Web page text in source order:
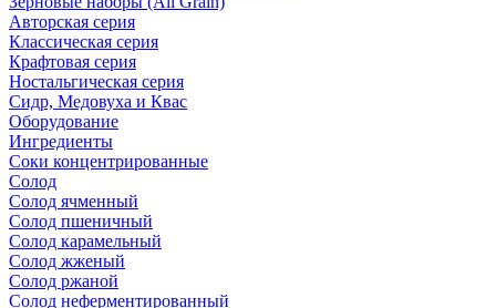
Авторская серия
Классическая серия
Крафтовая серия
Ностальгическая серия
Сидр, Медовуха и Квас
Оборудование
Ингредиенты
Соки концентрированные
Солод
Солод ячменный
Солод пшеничный
Солод карамельный
Солод жженый
Солод ржаной
Солод неферментированный